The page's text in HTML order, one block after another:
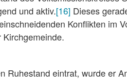
und aktiv.[16] Dieses
Konflikten im
Ruhestand eintrat, wurde er